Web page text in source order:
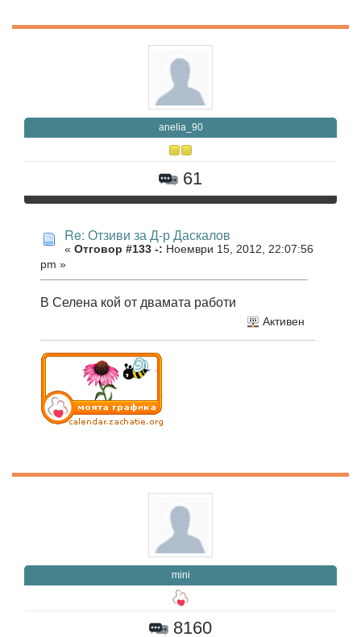
anelia_90
61
Re: Отзиви за Д-р Даскалов
« Отговор #133 -: Ноември 15, 2012, 22:07:56
pm »
В Селена кой от двамата работи
Активен
mini
8160